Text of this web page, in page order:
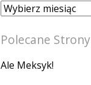
Archiwum
Polecane Strony
Ale Meksyk!